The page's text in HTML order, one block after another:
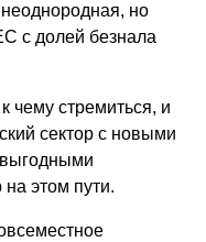
но
с долей безнала
чему стремиться, и
сектор с новыми
этом пути.